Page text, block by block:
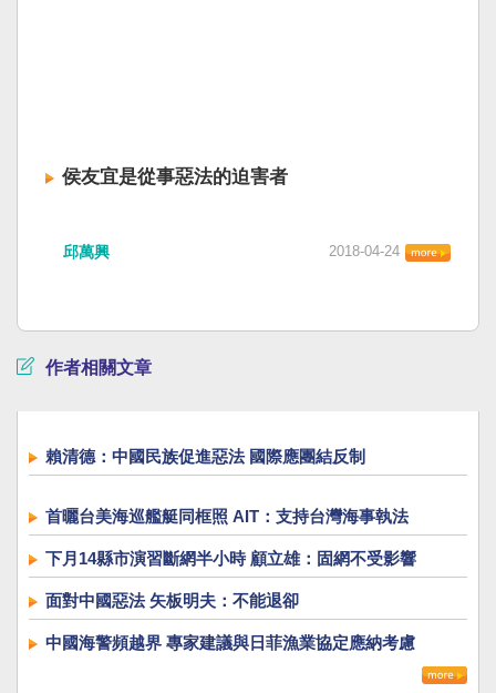
侯友宜是從事惡法的迫害者
邱萬興 2018-04-24
作者相關文章
賴清德：中國民族促進惡法 國際應團結反制
首曬台美海巡艦艇同框照 AIT：支持台灣海事執法
下月14縣市演習斷網半小時 顧立雄：固網不受影響
面對中國惡法 矢板明夫：不能退卻
中國海警頻越界 專家建議與日菲漁業協定應納考慮